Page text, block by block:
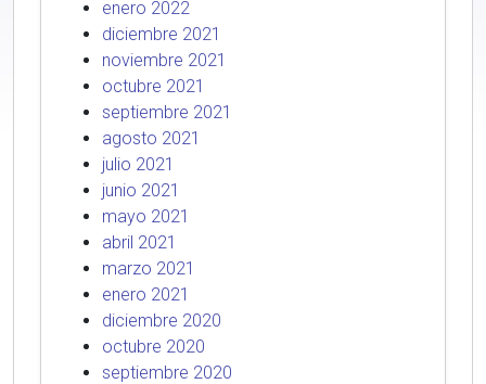
enero 2022
diciembre 2021
noviembre 2021
octubre 2021
septiembre 2021
agosto 2021
julio 2021
junio 2021
mayo 2021
abril 2021
marzo 2021
enero 2021
diciembre 2020
octubre 2020
septiembre 2020